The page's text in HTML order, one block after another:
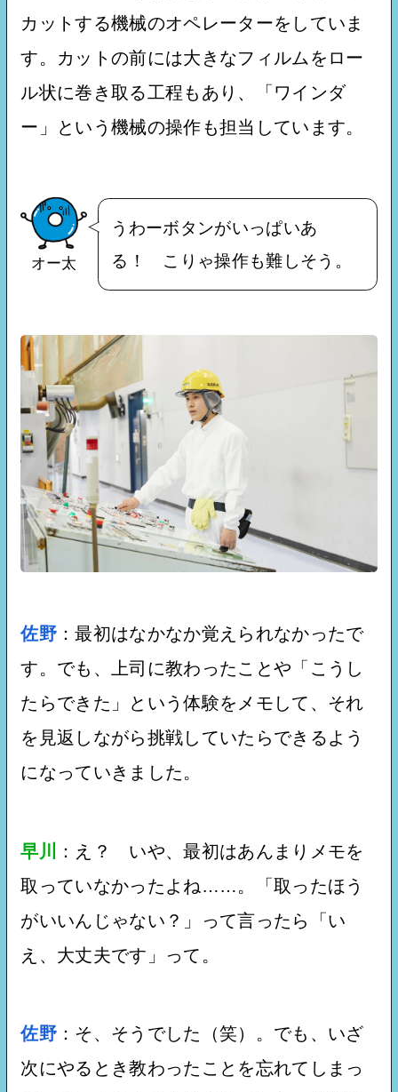
カットする機械のオペレーターをしていま
す。カットの前には大きなフィルムをロー
ル状に巻き取る工程もあり、「ワインダ
ー」という機械の操作も担当しています。
オー太
うわーボタンがいっぱいあ
る！ こりゃ操作も難しそう。
佐野 ：最初はなかなか覚えられなかったで
す。でも、上司に教わったことや「こうし
たらできた」という体験をメモして、それ
を見返しながら挑戦していたらできるよう
になっていきました。
早川
：え？ いや、最初はあんまりメモを
取っていなかったよね……。「取ったほう
がいいんじゃない？」って言ったら「い
え、大丈夫です」って。
佐野 ：そ、そうでした（笑）。でも、いざ
次にやるとき教わったことを忘れてしまっ